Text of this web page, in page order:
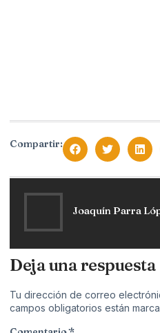
Compartir:
Joaquín Parra
Deja una respuesta
Tu dirección de correo
campos obligatorios están